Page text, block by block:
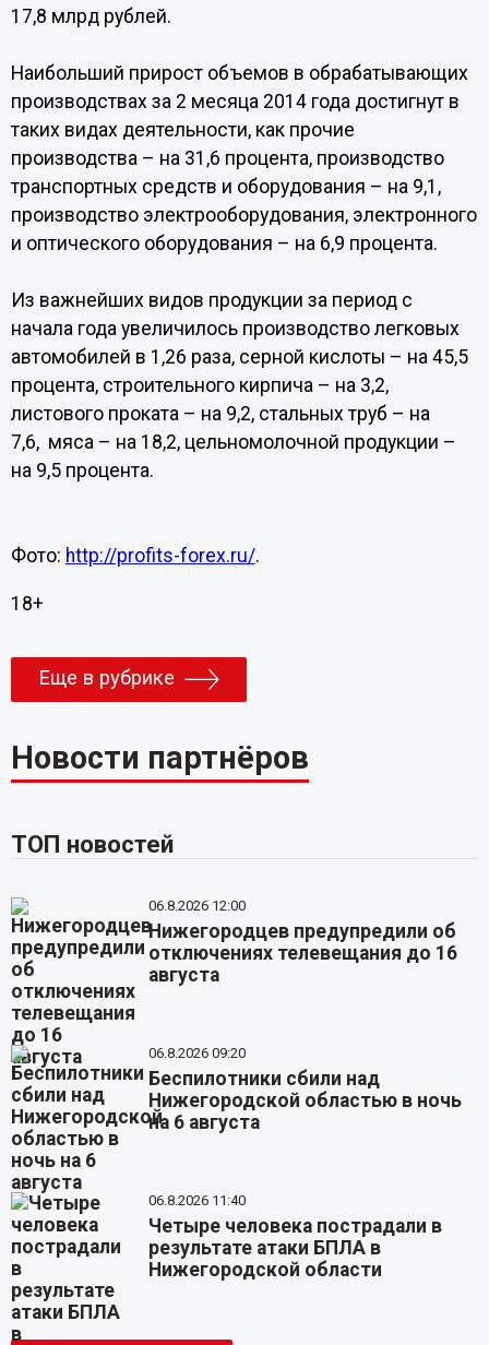
17,8 млрд рублей.
Наибольший прирост объемов в обрабатывающих
производствах за 2 месяца 2014 года достигнут в
таких видах деятельности, как прочие
производства – на 31,6 процента, производство
транспортных средств и оборудования – на 9,1,
производство электрооборудования, электронного
и оптического оборудования – на 6,9 процента.
Из важнейших видов продукции за период с
начала года увеличилось производство легковых
автомобилей в 1,26 раза, серной кислоты – на 45,5
процента, строительного кирпича – на 3,2,
листового проката – на 9,2, стальных труб – на
7,6, мяса – на 18,2, цельномолочной продукции –
на 9,5 процента.
Фото: http://profits-forex.ru/.
18+
Еще в рубрике
Новости партнёров
ТОП новостей
06.8.2026 12:00
Нижегородцев предупредили об
отключениях телевещания до 16
августа
06.8.2026 09:20
Беспилотники сбили над
Нижегородской областью в ночь
на 6 августа
06.8.2026 11:40
Четыре человека пострадали в
результате атаки БПЛА в
Нижегородской области